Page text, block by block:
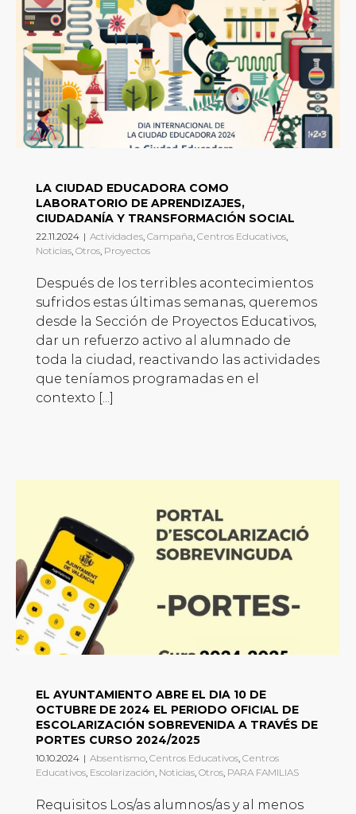
LA CIUDAD EDUCADORA COMO
LABORATORIO DE APRENDIZAJES,
CIUDADANÍA Y TRANSFORMACIÓN SOCIAL
22.11.2024 | Actividades, Campaña, Centros Educativos,
Noticias, Otros, Proyectos
Después de los terribles acontecimientos
sufridos estas últimas semanas, queremos
desde la Sección de Proyectos Educativos,
dar un refuerzo activo al alumnado de
toda la ciudad, reactivando las actividades
que teníamos programadas en el
contexto [...]
EL AYUNTAMIENTO ABRE EL DIA 10 DE
OCTUBRE DE 2024 EL PERIODO OFICIAL DE
ESCOLARIZACIÓN SOBREVENIDA A TRAVÉS DE
PORTES CURSO 2024/2025
10.10.2024 | Absentismo, Centros Educativos, Centros
Educativos, Escolarización, Noticias, Otros, PARA FAMILIAS
Requisitos Los/as alumnos/as y al menos